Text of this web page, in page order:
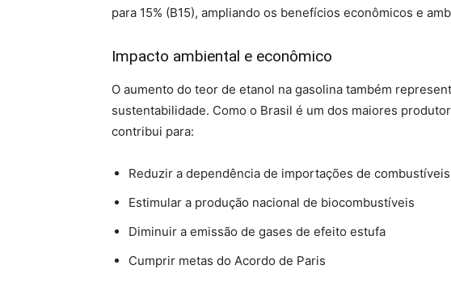
para 15% (B15), ampliando os benefícios econômicos e
Impacto ambiental e econômico
O aumento do teor de etanol na gasolina também
sustentabilidade. Como o Brasil é um dos maiores
contribui para:
Reduzir a dependência de importações de
Estimular a produção nacional de biocombustíveis
Diminuir a emissão de gases de efeito estufa
Cumprir metas do Acordo de Paris